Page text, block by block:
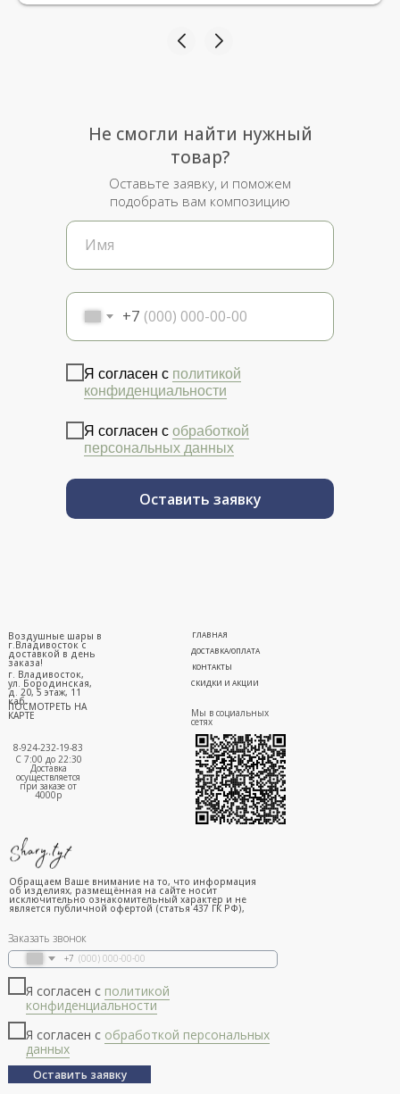
+7
Я согласен с политикой
конфиденциальности
Я согласен с обработкой
персональных данных
Оставить заявку
Не смогли найти нужный
товар?
Оставьте заявку, и поможем
подобрать вам композицию
г. Владивосток,
ул. Бородинская,
д. 20, 5 этаж, 11
каб.
ПОСМОТРЕТЬ НА
КАРТЕ
ГЛАВНАЯ
ДОСТАВКА/ОПЛАТА
СКИДКИ И АКЦИИ
КОНТАКТЫ
8-924-232-19-83
С 7:00 до 22:30
Доставка
осуществляется
при заказе от
4000р
Воздушные шары в
г.Владивосток с
доставкой в день
заказа!
Мы в социальных
сетях
Заказать звонок
+7
Я согласен с политикой
конфиденциальности
Я согласен с обработкой персональных
данных
Оставить заявку
Обращаем Ваше внимание на то, что информация
об изделиях, размещённая на сайте носит
исключительно ознакомительный характер и не
является публичной офертой (статья 437 ГК РФ),